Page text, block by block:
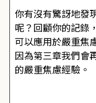
你有沒有驚訝地發
呢？回顧你的記錄
可以應用於嚴重焦
因為第三章我們會
的嚴重焦慮經驗。